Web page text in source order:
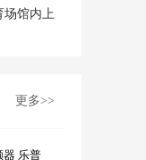
场馆内上
更多>>
器 乐普